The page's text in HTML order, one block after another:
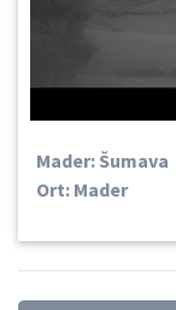
Mader: Šumava
Ort: Mader